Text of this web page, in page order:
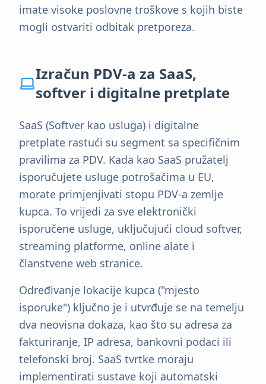
imate visoke poslovne troškove s kojih biste
mogli ostvariti odbitak pretporeza.
Izračun PDV-a za SaaS,
softver i digitalne pretplate
SaaS (Softver kao usluga) i digitalne
pretplate rastući su segment sa specifičnim
pravilima za PDV. Kada kao SaaS pružatelj
isporučujete usluge potrošačima u EU,
morate primjenjivati stopu PDV-a zemlje
kupca. To vrijedi za sve elektronički
isporučene usluge, uključujući cloud softver,
streaming platforme, online alate i
članstvene web stranice.
Određivanje lokacije kupca ("mjesto
isporuke") ključno je i utvrđuje se na temelju
dva neovisna dokaza, kao što su adresa za
fakturiranje, IP adresa, bankovni podaci ili
telefonski broj. SaaS tvrtke moraju
implementirati sustave koji automatski